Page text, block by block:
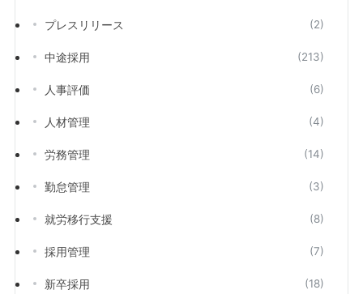
プレスリリース (2)
中途採用 (213)
人事評価 (6)
人材管理 (4)
労務管理 (14)
勤怠管理 (3)
就労移行支援 (8)
採用管理 (7)
新卒採用 (18)